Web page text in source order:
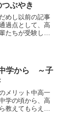
ぶやき
めし以前の記事
過点として、高
たちが受験して
９...
学から ～子
メリット中高一
学の頃から、高
教えてもらえる